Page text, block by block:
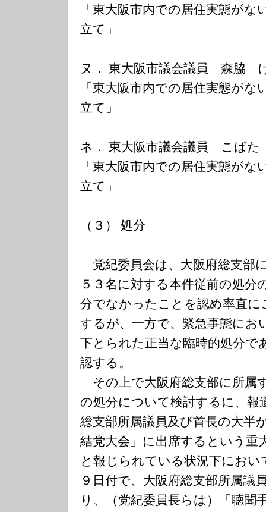
「東大阪市内での居住実態が
立て」
ヌ． 東大阪市議会議員 森脇
「東大阪市内での居住実態が
立て」
ネ． 東大阪市議会議員 こば
「東大阪市内での居住実態が
立て」
（３） 処分
党紀委員会は、大阪府総支部
５３名に対する本件従前の処分
分でなかったことを認め率直に
するが、一方で、緊急事態にお
下とられた正当な臨時的処分で
認する。
その上で大阪府総支部に所属
の処分について検討するに、報
総支部所属議員及び首長の大半
結党大会」に出席するという重
と報じられている状況下におい
９日付で、大阪府総支部所属議
り、（党紀委員長らは）「聴聞